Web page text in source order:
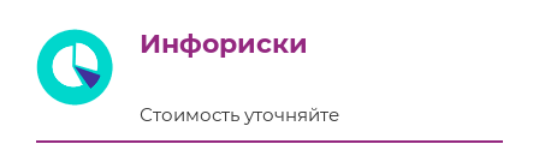
Инфориски
Стоимость уточняйте